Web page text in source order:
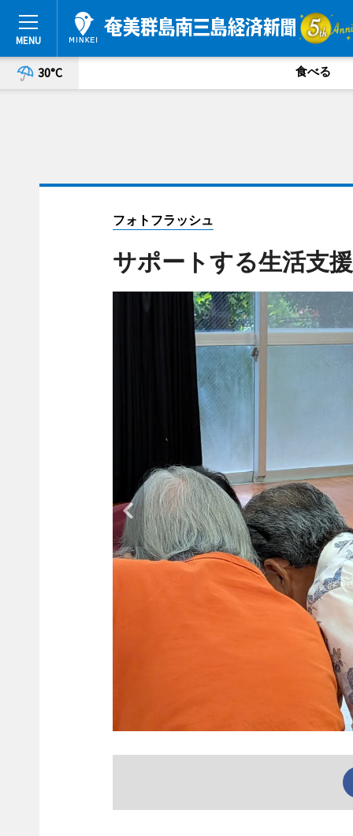
30°C 食べる
フォトフラッシュ
サポートする生活支